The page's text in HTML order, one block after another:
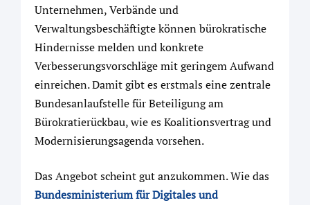
Unternehmen, Verbände und
Verwaltungsbeschäftigte können bürokratische
Hindernisse melden und konkrete
Verbesserungsvorschläge mit geringem Aufwand
einreichen. Damit gibt es erstmals eine zentrale
Bundesanlaufstelle für Beteiligung am
Bürokratierückbau, wie es Koalitionsvertrag und
Modernisierungsagenda vorsehen.
Das Angebot scheint gut anzukommen. Wie das
Bundesministerium für Digitales und